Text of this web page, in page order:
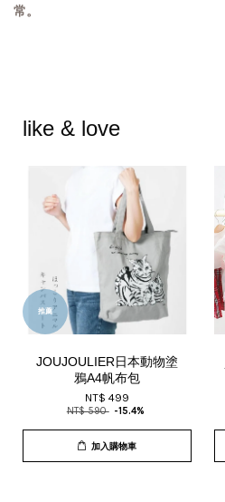
常。
like & love
推薦
JOUJOULIER日本動物塗
鴉A4帆布包
NT$ 499
NT$ 590 -15.4%
加入購物車